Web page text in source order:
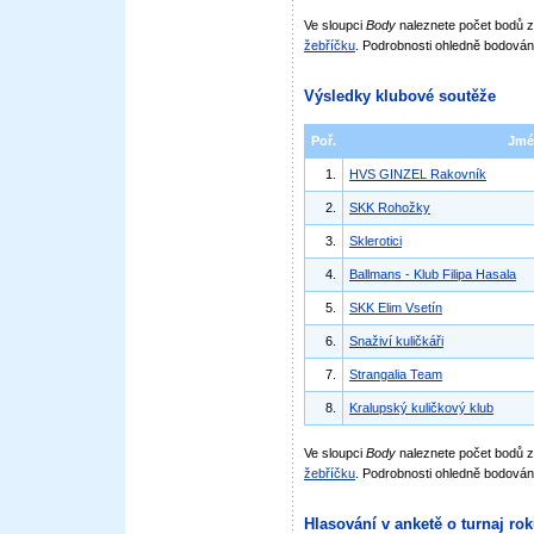
Ve sloupci Body naleznete počet bodů
žebříčku . Podrobnosti ohledně
Výsledky klubové soutěže
Poř.
1. HVS GINZEL Rakovník
2. SKK Rohožky
3. Sklerotici
4. Ballmans - Klub Filipa Hasala
5. SKK Elim Vsetín
6. Snaživí kuličkáři
7. Strangalia Team
8. Kralupský kuličkový klub
Ve sloupci Body naleznete počet bodů
žebříčku . Podrobnosti ohledně
Hlasování v anketě o turnaj